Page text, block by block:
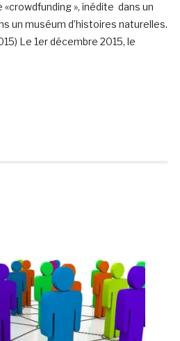
«crowdfunding », inédite dans un
un muséum d’histoires naturelles.
Le 1er décembre 2015, le